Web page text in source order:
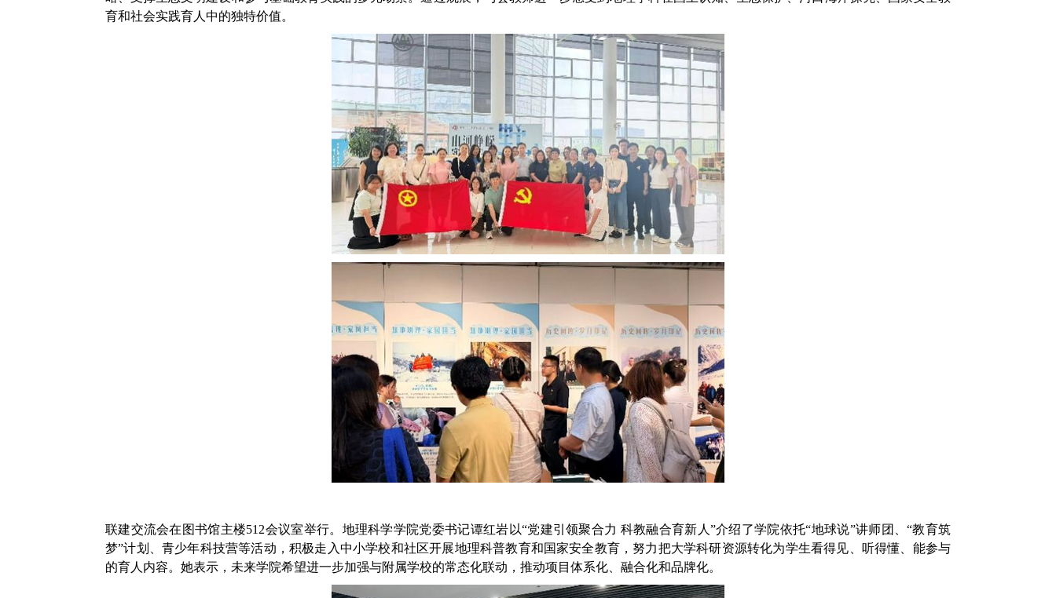
育和社会实践育人中的独特价值。
联建交流会在图书馆主楼512会议室举行。地理科学学院党委书记谭红岩以“党建引领聚合力 科教融合育新人”介绍了学院依托“地球说”讲师团、“教育筑
梦”计划、青少年科技营等活动，积极走入中小学校和社区开展地理科普教育和国家安全教育，努力把大学科研资源转化为学生看得见、听得懂、能参与
的育人内容。她表示，未来学院希望进一步加强与附属学校的常态化联动，推动项目体系化、融合化和品牌化。